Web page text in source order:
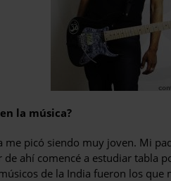
la música?
me picó siendo muy joven. Mi
de ahí comencé a estudiar tabla
de la India fueron los que